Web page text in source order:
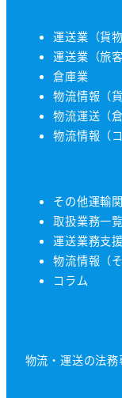
運送業（貨物
運送業（旅客
倉庫業
物流情報（
物流運送（倉
物流情報（
その他運輸
取扱業務一覧
運送業務支援
物流情報（そ
コラム
物流・運送の法